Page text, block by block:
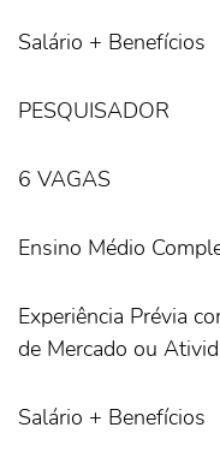
Salário + Benefícios
PESQUISADOR
6 VAGAS
Ensino Médio
Experiência Prévia
de Mercado ou
Salário + Benefícios